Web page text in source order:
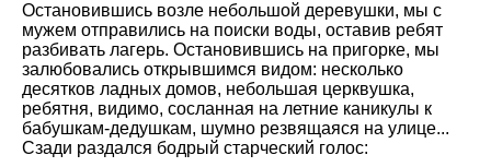
Остановившись возле небольшой деревушки, мы с
мужем отправились на поиски воды, оставив ребят
разбивать лагерь. Остановившись на пригорке, мы
залюбовались открывшимся видом: несколько
десятков ладных домов, небольшая церквушка,
ребятня, видимо, сосланная на летние каникулы к
бабушкам-дедушкам, шумно резвящаяся на улице...
Сзади раздался бодрый старческий голос: